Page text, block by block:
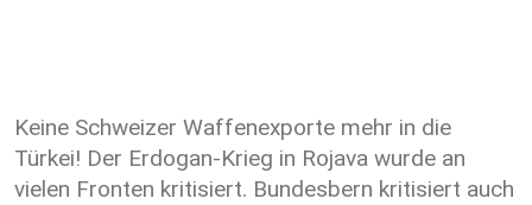
Keine Schweizer Waffenexporte mehr in die
Türkei! Der Erdogan-Krieg in Rojava wurde an
vielen Fronten kritisiert. Bundesbern kritisiert auch